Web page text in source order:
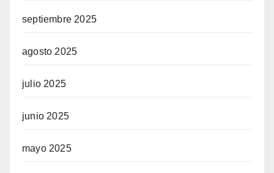
septiembre 2025
agosto 2025
julio 2025
junio 2025
mayo 2025